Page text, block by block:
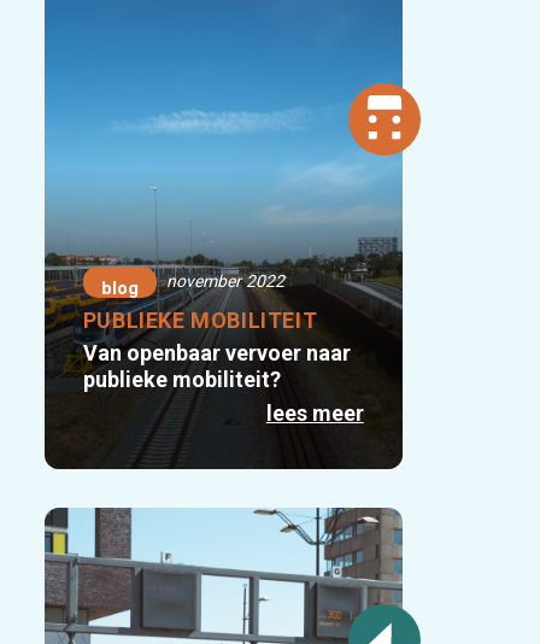
blog november 2022
PUBLIEKE MOBILITEIT
Van openbaar vervoer naar
publieke mobiliteit?
lees meer